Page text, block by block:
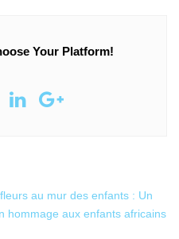
Your Platform!
au mur des enfants : Un
hommage aux enfants africains